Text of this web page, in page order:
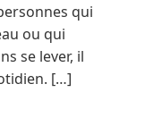
qui
ou qui
se lever, il
[…]